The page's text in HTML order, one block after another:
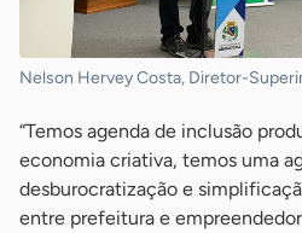
Nelson Hervey Costa, Diretor-
“Temos agenda de inclusão
economia criativa, temos uma
desburocratização e
entre prefeitura e